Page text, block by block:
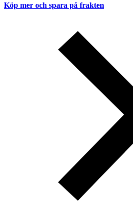
Köp mer och spara på frakten